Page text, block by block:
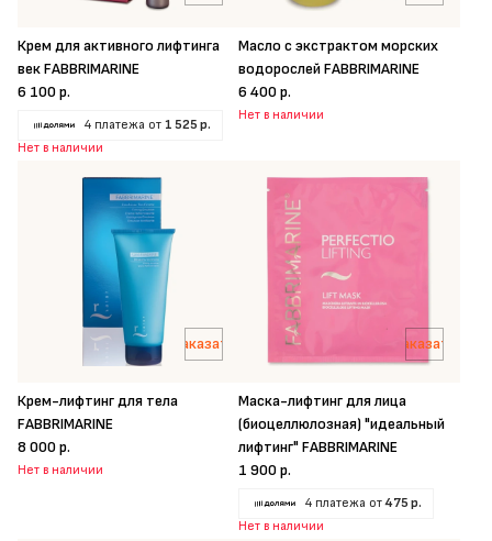
Крем для активного лифтинга
век FABBRIMARINE
6 100 р.
4 платежа от 1 525 р.
Нет в наличии
Масло с экстрактом морских
водорослей FABBRIMARINE
6 400 р.
Нет в наличии
Заказать
Крем-лифтинг для тела
FABBRIMARINE
8 000 р.
Нет в наличии
Заказать
Маска-лифтинг для лица
(биоцеллюлозная) "идеальный
лифтинг" FABBRIMARINE
1 900 р.
4 платежа от475 р.
Нет в наличии